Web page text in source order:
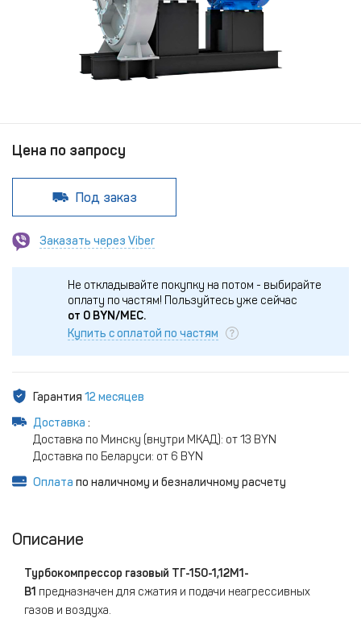
Цена по запросу
Под заказ
Заказать через Viber
Не откладывайте покупку на потом - выбирайте
оплату по частям! Пользуйтесь уже сейчас
от 0 BYN/МЕС.
Купить с оплатой по частям
Гарантия 12 месяцев
Доставка :
Доставка по Минску (внутри МКАД): от 13 BYN
Доставка по Беларуси: от 6 BYN
Оплата по наличному и безналичному расчету
Описание
Турбокомпрессор газовый ТГ-150-1,12М1-
В1 предназначен для сжатия и подачи неагрессивных
газов и воздуха.